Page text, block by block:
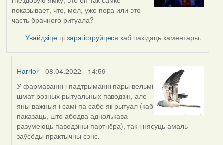
показывает, что, мол, уже пора или это
часть брачного ритуала?
Увайдзіце цізарэгіструйцеся каб пакідаць каментары.
Harrier - 08.04.2022 - 14:59
In
reply
to
by
Estydaven
У фармаванні і падтрыманні пары вельмі
шмат розных рытуальных паводзін, але
яны важныя і самі па сабе як рытуал (каб
паказаць, што абодва аднолькава
разумеюць паводзіны партнёра), так і нясуць амаль
заўсёды практычны сэнс.